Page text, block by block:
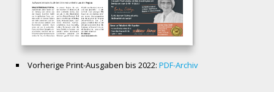
Vorherige Print-Ausgaben bis 2022: PDF-Archiv